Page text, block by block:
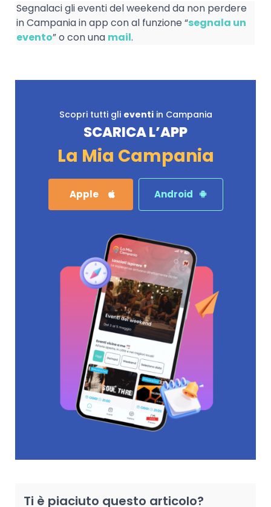
Segnalaci gli eventi del weekend da non perdere
in Campania in app con al funzione “segnala un
evento” o con una mail.
Scopri tutti gli eventiin Campania
SCARICA L’APP
La Mia Campania
Apple Android
Ti è piaciuto questo articolo?